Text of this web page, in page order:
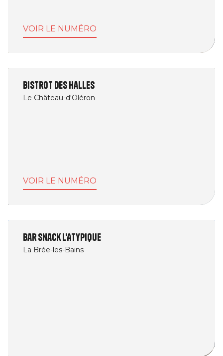
VOIR LE NUMÉRO
Bistrot des halles
Le Château-d'Oléron
VOIR LE NUMÉRO
Bar Snack L'Atypique
La Brée-les-Bains